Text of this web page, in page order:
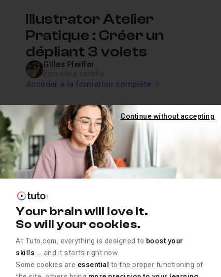
Illustrator Atelier
Pratique : Créer un
dépliant 3 volets
Gilles Pfeiffer
Accéder à la formation complète